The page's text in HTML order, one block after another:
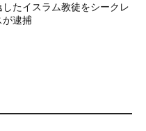
したイスラム教徒をシークレ
が逮捕